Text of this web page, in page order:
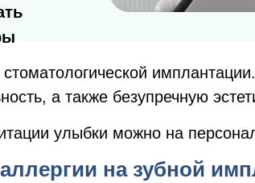
а также безупречную
улыбки можно на
на зубной